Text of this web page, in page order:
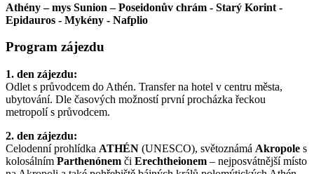
Athény – mys Sunion – Poseidonův chrám - Starý Korint -
Epidauros - Mykény - Nafplio
Program zájezdu
1. den zájezdu:
Odlet s průvodcem do Athén. Transfer na hotel v centru města,
ubytování. Dle časových možností první procházka řeckou
metropolí s průvodcem.
2. den zájezdu:
Celodenní prohlídka ATHÉN (UNESCO), světoznámá Akropole s
kolosálním Parthenónem či Erechtheionem – nejposvátnější místo